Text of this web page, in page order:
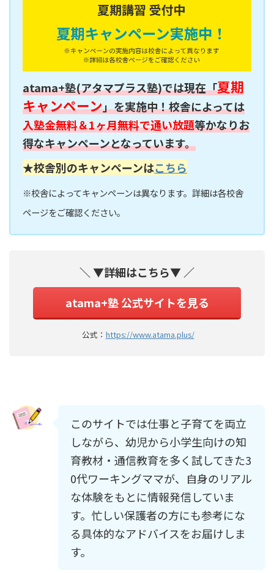
atama+塾(アタマプラス塾)では現在「夏期
キャンペーン」を実施中！校舎によっては
入塾金無料＆1ヶ月無料で通い放題等かなりお
得なキャンペーンとなっています。
★校舎別のキャンペーンはこちら
※校舎によってキャンペーンは異なります。詳細は各校舎
ページをご確認ください。
＼ ▼詳細はこちら▼ ／
atama+塾 公式サイトを見る
公式： https://www.atama.plus/
このサイトでは仕事と子育てを両立
しながら、幼児から小学生向けの知
育教材・通信教育を多く試してきた3
0代ワーキングママが、自身のリアル
な体験をもとに情報発信していま
す。忙しい保護者の方にも参考にな
る具体的なアドバイスをお届けしま
す。